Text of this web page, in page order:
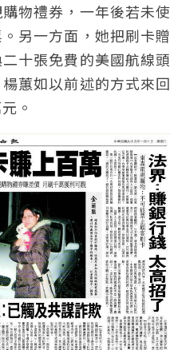
物禮券，一年後若未使
另一方面，她把刷卡贈
十張免費的美國航線頭
蕙如以前述的方式來回
。